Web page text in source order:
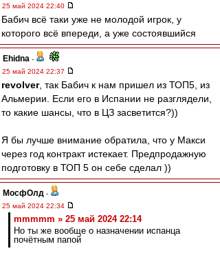
25 май 2024 22:40
Бабич всё таки уже не молодой игрок, у
которого всё впереди, а уже состоявшийся
Ehidna -
25 май 2024 22:37
revolver, так Бабич к нам пришел из ТОП5, из
Альмерии. Если его в Испании не разглядели,
то какие шансы, что в ЦЗ засветится?))
Я бы лучше внимание обратила, что у Макси
через год контракт истекает. Предпродажную
подготовку в ТОП 5 он себе сделал ))
МосфОлд -
25 май 2024 22:34
mmmmm » 25 май 2024 22:14
Но ты же вообще о назначении испанца
почётным папой